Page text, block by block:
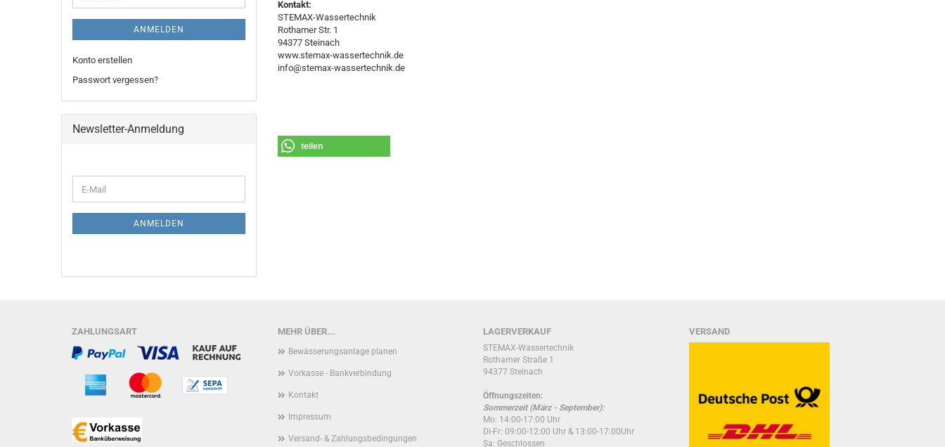
Kontakt:
STEMAX-Wassertechnik
Rothamer Str. 1
94377 Steinach
www.stemax-wassertechnik.de
info@stemax-wassertechnik.de
teilen
ANMELDEN
Konto erstellen
Passwort vergessen?
Newsletter-Anmeldung
ZUR
E-
Mail
ANMELDEN
MEHR ÜBER...
Bewässerungsanlage planen
Vorkasse - Bankverbindung
Kontakt
Impressum
Versand- & Zahlungsbedingungen
LAGERVERKAUF
STEMAX-Wassertechnik
Rothamer Straße 1
94377 Steinach
Öffnungszeiten:
Sommerzeit (März - September):
Mo: 14:00-17:00 Uhr
Di-Fr: 09:00-12:00 Uhr & 13:00-17:00Uhr
Sa: Geschlossen
VERSAND
ZAHLUNGSART